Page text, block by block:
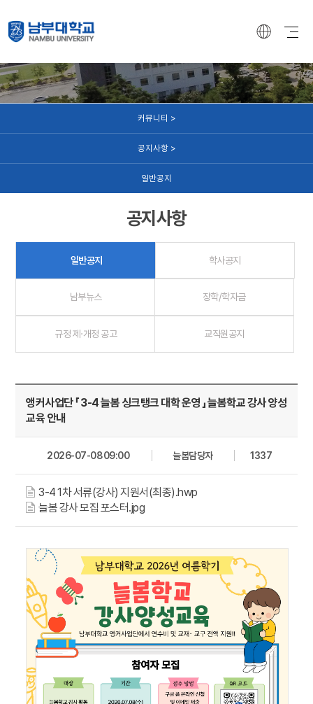
커뮤니티 >
공지사항 >
일반공지
공지사항
일반공지 학사공지
남부뉴스 장학/학자금
규정 제·개정 공고 교직원공지
앵커사업단 「 3-4 늘봄 싱크탱크 대학 운영 」 늘봄학교 강사 양성
교육 안내
2026-07-08 09:00 늘봄담당자 1337
3-4 1차 서류(강사) 지원서(최종).hwp
늘봄 강사 모집 포스터.jpg